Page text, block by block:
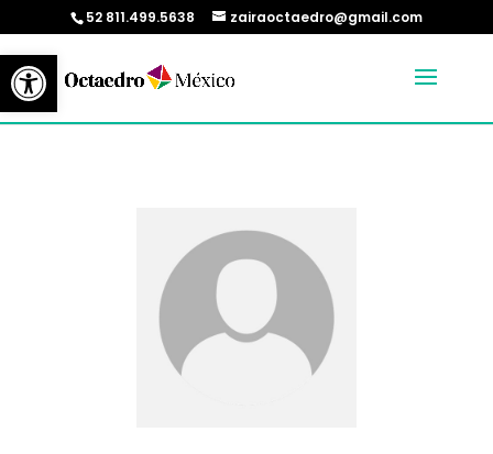
Abrir barra de herramientas
52 811.499.5638 zairaoctaedro@gmail.com